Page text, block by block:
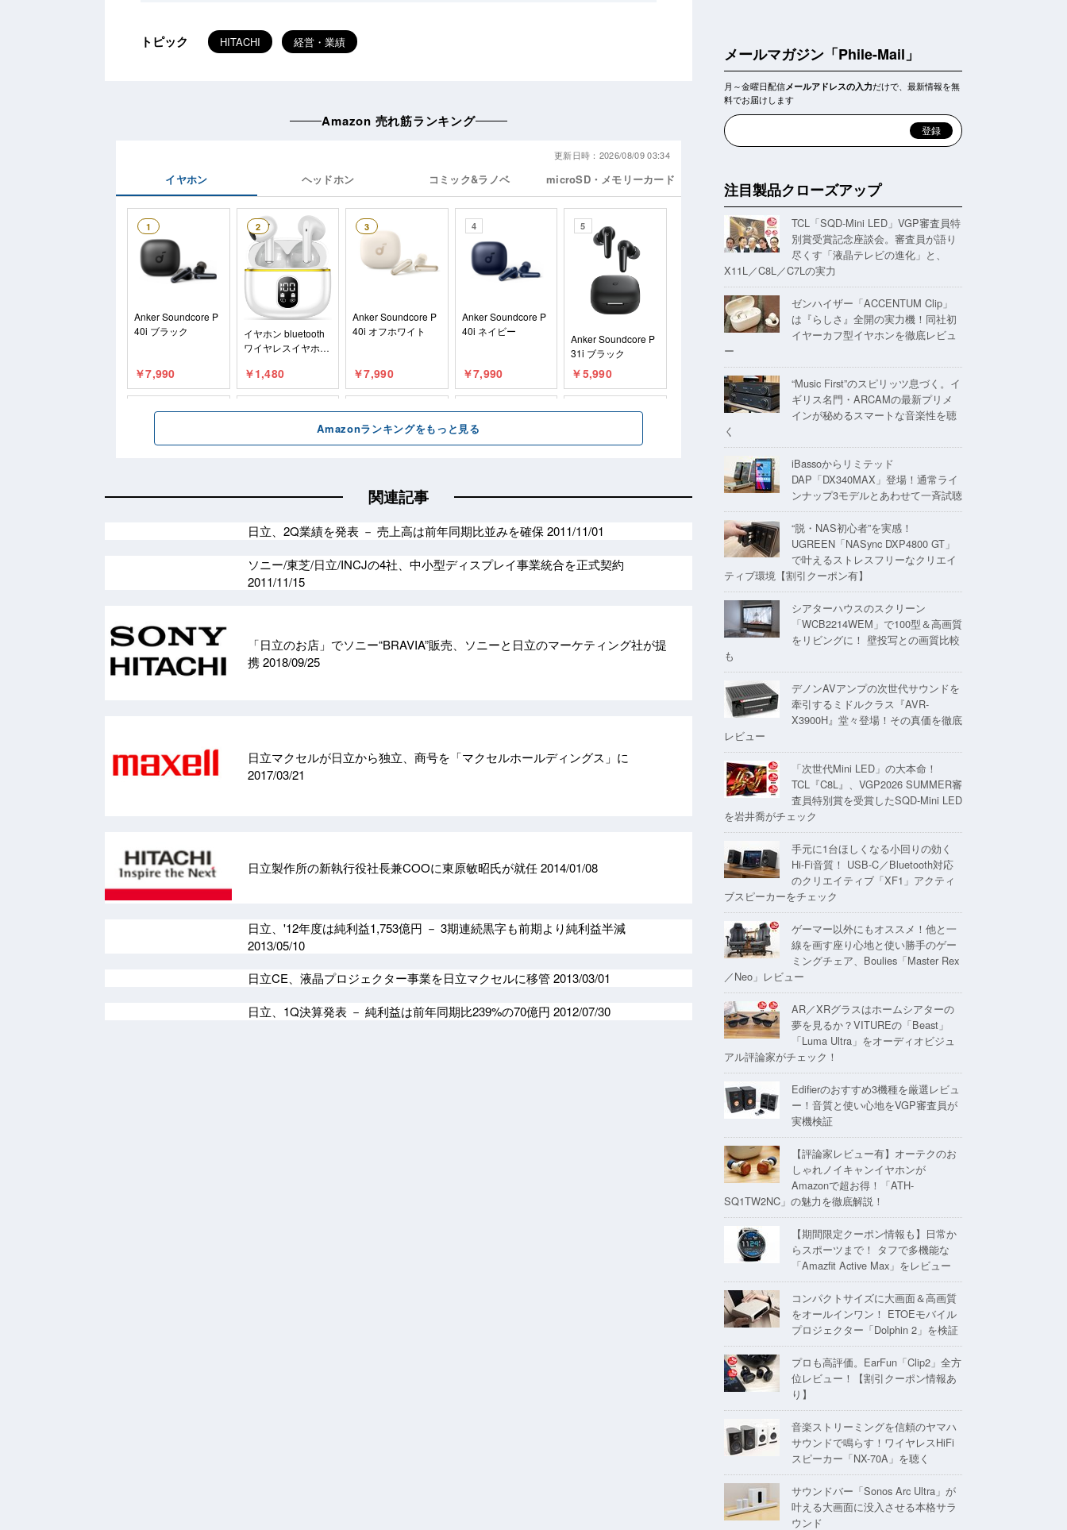
トピック HITACHI 経営・業績
関連記事
日立、2Q業績を発表 － 売上高は前年同期比並みを確保2011/11/01
ソニー/東芝/日立/INCJの4社、中小型ディスプレイ事業統合を正式契約
2011/11/15
「日立のお店」でソニー“BRAVIA”販売、ソニーと日立のマーケティング社が提
携2018/09/25
日立マクセルが日立から独立、商号を「マクセルホールディングス」に
2017/03/21
日立製作所の新執行役社長兼COOに東原敏昭氏が就任2014/01/08
日立、'12年度は純利益1,753億円 － 3期連続黒字も前期より純利益半減
2013/05/10
日立CE、液晶プロジェクター事業を日立マクセルに移管 2013/03/01
日立、1Q決算発表 － 純利益は前年同期比239%の70億円 2012/07/30
メールマガジン「Phile-Mail」
月～金曜日配信メールアドレスの入力だけで、最新情報を無
料でお届けします
注目製品クローズアップ
TCL「SQD-Mini LED」VGP審査員特
別賞受賞記念座談会。審査員が語り
尽くす「液晶テレビの進化」と、
X11L／C8L／C7Lの実力
ゼンハイザー「ACCENTUM Clip」
は『らしさ』全開の実力機！同社初
イヤーカフ型イヤホンを徹底レビュ
ー
“Music First”のスピリッツ息づく。イ
ギリス名門・ARCAMの最新プリメ
インが秘めるスマートな音楽性を聴
く
iBassoからリミテッド
DAP「DX340MAX」登場！通常ライ
ンナップ3モデルとあわせて一斉試聴
“脱・NAS初心者”を実感！
UGREEN「NASync DXP4800 GT」
で叶えるストレスフリーなクリエイ
ティブ環境【割引クーポン有】
シアターハウスのスクリーン
「WCB2214WEM」で100型＆高画質
をリビングに！ 壁投写との画質比較
も
デノンAVアンプの次世代サウンドを
牽引するミドルクラス『AVR-
X3900H』堂々登場！その真価を徹底
レビュー
「次世代Mini LED」の大本命！
TCL『C8L』、VGP2026 SUMMER審
査員特別賞を受賞したSQD-Mini LED
を岩井喬がチェック
手元に1台ほしくなる小回りの効く
Hi-Fi音質！ USB-C／Bluetooth対応
のクリエイティブ「XF1」アクティ
ブスピーカーをチェック
ゲーマー以外にもオススメ！他と一
線を画す座り心地と使い勝手のゲー
ミングチェア、Boulies「Master Rex
／Neo」レビュー
AR／XRグラスはホームシアターの
夢を見るか？VITUREの「Beast」
「Luma Ultra」をオーディオビジュ
アル評論家がチェック！
Edifierのおすすめ3機種を厳選レビュ
ー！音質と使い心地をVGP審査員が
実機検証
【評論家レビュー有】オーテクのお
しゃれノイキャンイヤホンが
Amazonで超お得！「ATH-
SQ1TW2NC」の魅力を徹底解説！
【期間限定クーポン情報も】日常か
らスポーツまで！ タフで多機能な
「Amazfit Active Max」をレビュー
コンパクトサイズに大画面＆高画質
をオールインワン！ ETOEモバイル
プロジェクター「Dolphin 2」を検証
プロも高評価。EarFun「Clip2」全方
位レビュー！【割引クーポン情報あ
り】
音楽ストリーミングを信頼のヤマハ
サウンドで鳴らす！ワイヤレスHiFi
スピーカー「NX-70A」を聴く
サウンドバー「Sonos Arc Ultra」が
叶える大画面に没入させる本格サラ
ウンド